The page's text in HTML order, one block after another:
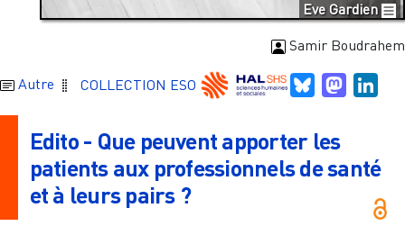
Eve Gardien
Samir Boudrahem
Autre COLLECTION ESO Bluesky
Edito - Que peuvent apporter les
patients aux professionnels de santé
et à leurs pairs ?